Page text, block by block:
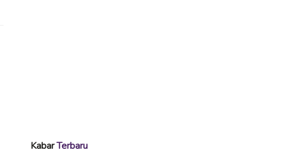
KabarTerbaru